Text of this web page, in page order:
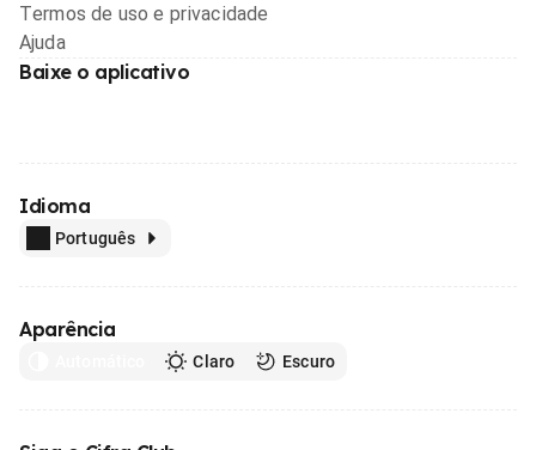
Termos de uso e privacidade
Ajuda
Baixe o aplicativo
Idioma
Português
Aparência
Claro Escuro